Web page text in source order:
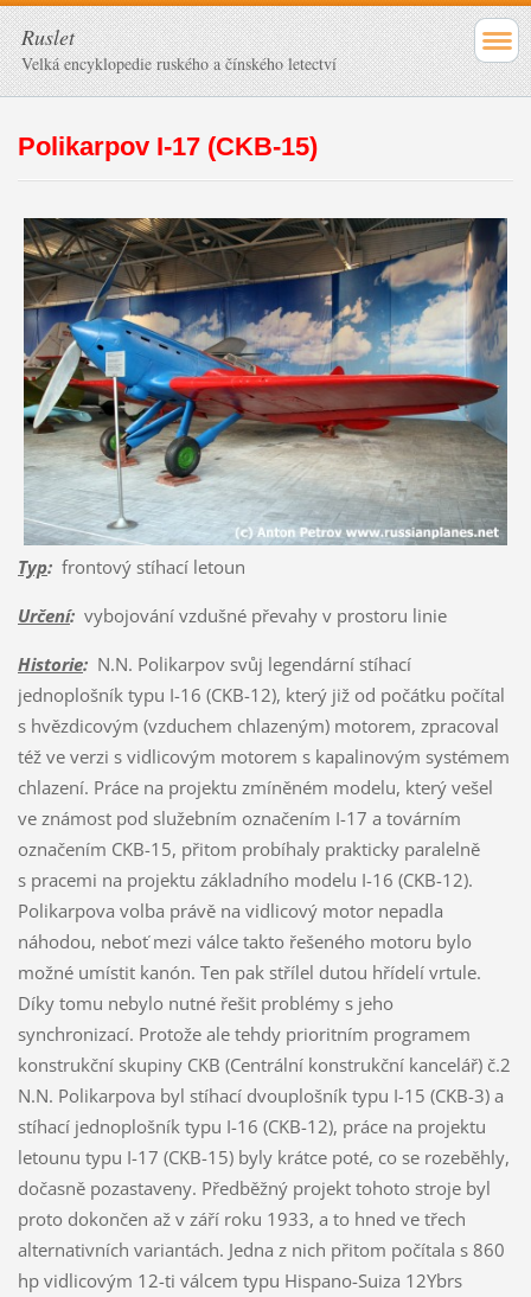
Ruslet
Velká encyklopedie ruského a čínského letectví
Polikarpov I-17 (CKB-15)
Typ:frontový stíhací letoun
Určení:vybojování vzdušné převahy v prostoru linie
Historie:N.N. Polikarpov svůj legendární stíhací
jednoplošník typu I-16 (CKB-12), který již od počátku počítal
s hvězdicovým (vzduchem chlazeným) motorem, zpracoval
též ve verzi s vidlicovým motorem s kapalinovým systémem
chlazení. Práce na projektu zmíněném modelu, který vešel
ve známost pod služebním označením I-17 a továrním
označením CKB-15, přitom probíhaly prakticky paralelně
s pracemi na projektu základního modelu I-16 (CKB-12).
Polikarpova volba právě na vidlicový motor nepadla
náhodou, neboť mezi válce takto řešeného motoru bylo
možné umístit kanón. Ten pak střílel dutou hřídelí vrtule.
Díky tomu nebylo nutné řešit problémy s jeho
synchronizací. Protože ale tehdy prioritním programem
konstrukční skupiny CKB (Centrální konstrukční kancelář) č.2
N.N. Polikarpova byl stíhací dvouplošník typu I-15 (CKB-3) a
stíhací jednoplošník typu I-16 (CKB-12), práce na projektu
letounu typu I-17 (CKB-15) byly krátce poté, co se rozeběhly,
dočasně pozastaveny. Předběžný projekt tohoto stroje byl
proto dokončen až v září roku 1933, a to hned ve třech
alternativních variantách. Jedna z nich přitom počítala s 860
hp vidlicovým 12-ti válcem typu Hispano-Suiza 12Ybrs